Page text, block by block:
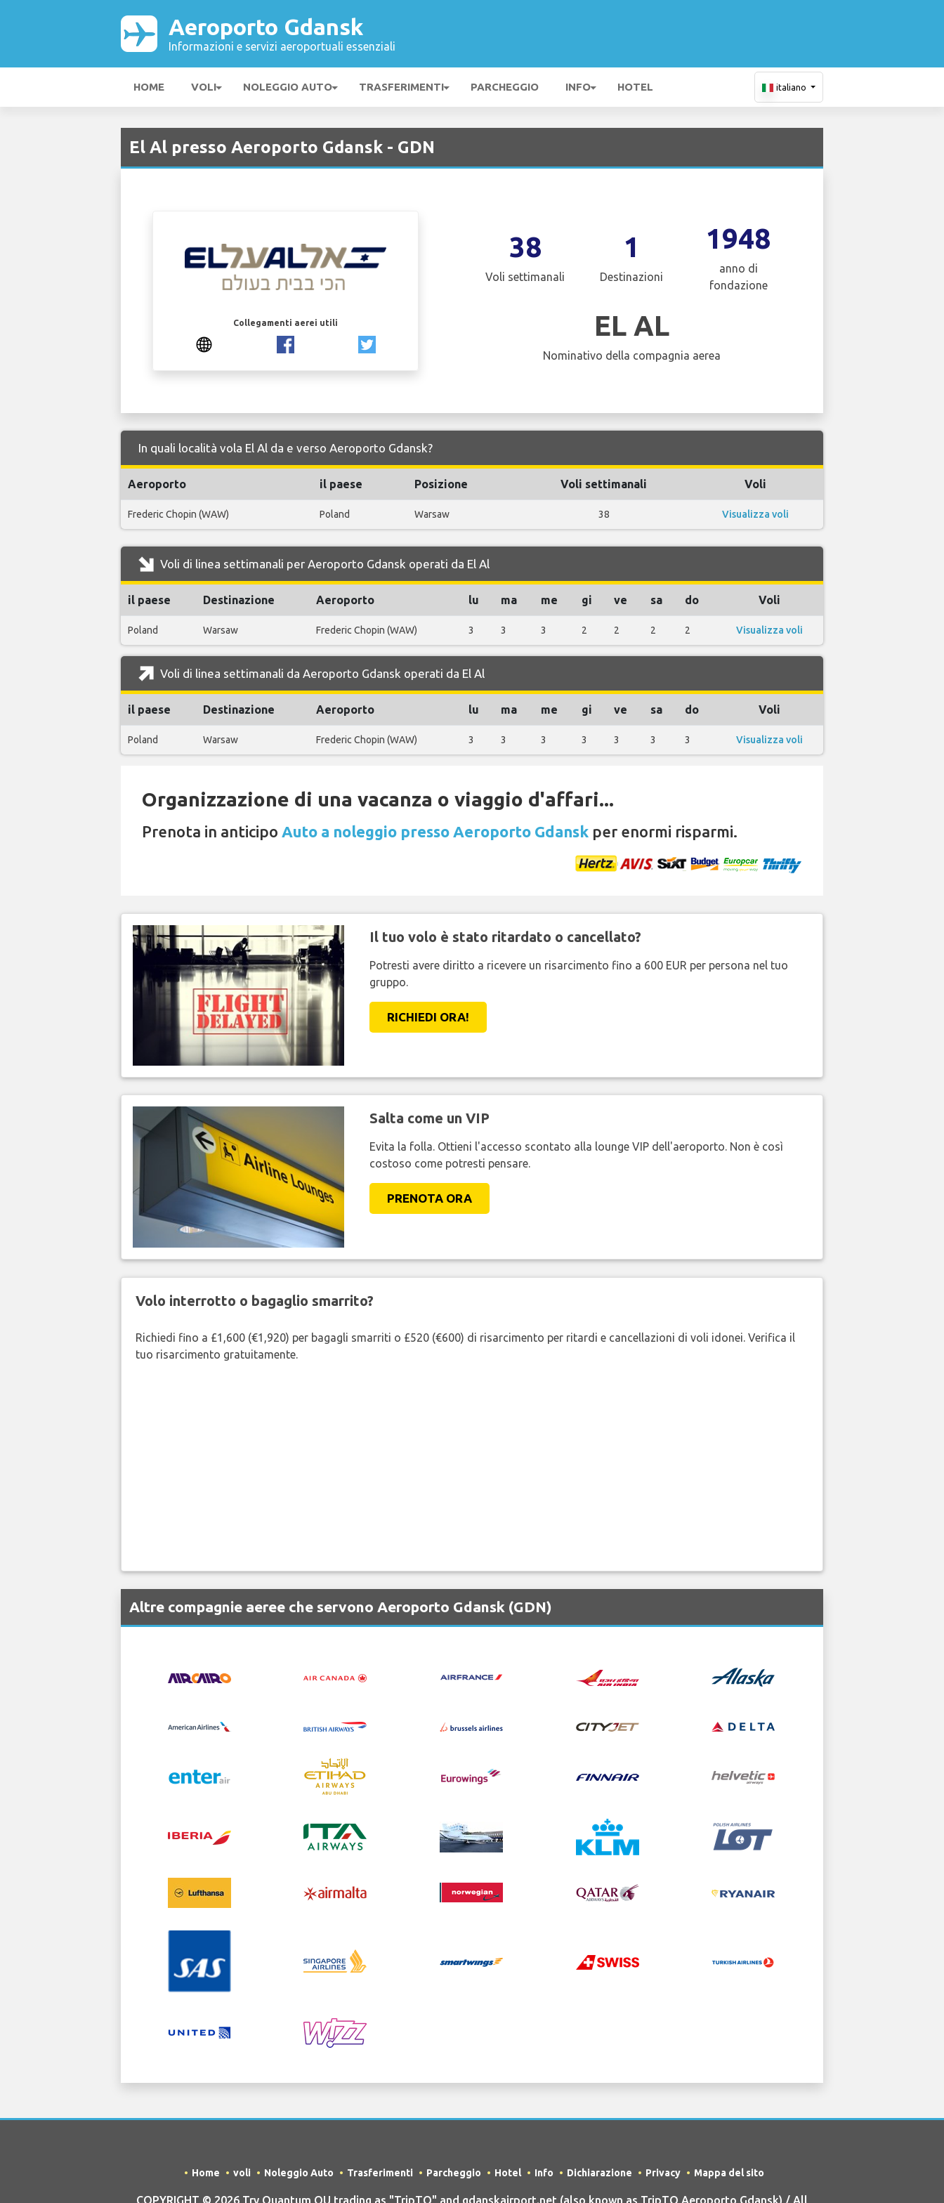
Aeroporto Gdansk
Informazioni e servizi aeroportuali essenziali
HOME VOLI NOLEGGIO AUTO TRASFERIMENTI PARCHEGGIO INFO HOTEL italiano
El Al presso Aeroporto Gdansk - GDN
Collegamenti aerei utili
38
Voli settimanali
1
Destinazioni
1948
anno di
fondazione
EL AL
Nominativo della compagnia aerea
In quali località vola El Al da e verso Aeroporto Gdansk?
Aeroporto il paese Posizione Voli settimanali Voli
Frederic Chopin (WAW) Poland Warsaw 38 Visualizza voli
Voli di linea settimanali per Aeroporto Gdansk operati da El Al
il paese Destinazione Aeroporto lu ma me gi ve sa do Voli
Poland Warsaw Frederic Chopin (WAW) 3 3 3 2 2 2 2 Visualizza voli
Voli di linea settimanali da Aeroporto Gdansk operati da El Al
il paese Destinazione Aeroporto lu ma me gi ve sa do Voli
Poland Warsaw Frederic Chopin (WAW) 3 3 3 3 3 3 3 Visualizza voli
Organizzazione di una vacanza o viaggio d'affari...
Prenota in anticipo Auto a noleggio presso Aeroporto Gdansk per enormi risparmi.
Il tuo volo è stato ritardato o cancellato?
Potresti avere diritto a ricevere un risarcimento fino a 600 EUR per persona nel tuo
gruppo.
RICHIEDI ORA!
Salta come un VIP
Evita la folla. Ottieni l'accesso scontato alla lounge VIP dell'aeroporto. Non è così
costoso come potresti pensare.
PRENOTA ORA
Volo interrotto o bagaglio smarrito?
Richiedi fino a £1,600 (€1,920) per bagagli smarriti o £520 (€600) di risarcimento per ritardi e cancellazioni di voli idonei. Verifica il
tuo risarcimento gratuitamente.
Altre compagnie aeree che servono Aeroporto Gdansk (GDN)
Home voli Noleggio Auto Trasferimenti Parcheggio Hotel Info Dichiarazione Privacy Mappa del sito
COPYRIGHT © 2026 Try Quantum OU trading as "TripTQ" and gdanskairport.net (also known as TripTQ Aeroporto Gdansk) / All